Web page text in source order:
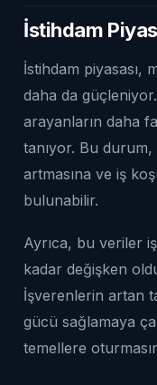
İstihdam
İstihdam piyasası,
daha da güçleniyor.
arayanların daha
tanıyor. Bu durum,
artmasına ve iş
bulunabilir.
Ayrıca, bu veriler
kadar değişken
İşverenlerin artan
gücü sağlamaya
temellere